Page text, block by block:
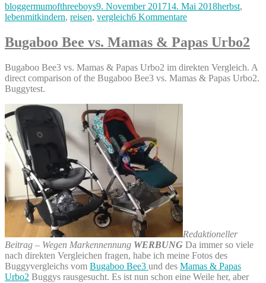
Kindern
–
Herbst
–
Autor
bloggermumofthreeboysVeröffentlicht
am
9. November 201714. Mai 2018Kategorien
herbst,
lebenmitkindern, reisen, vergleich6 Kommentarezu
Kindern
im
Herbst
Bugaboo Bee vs. Mamas & Papas Urbo2
Bugaboo Bee3 vs. Mamas & Papas Urbo2 im direkten Vergleich. A
direct comparison of the Bugaboo Bee3 vs. Mamas & Papas Urbo2.
Buggytest.
Redaktioneller
Beitrag – Wegen Markennennung WERBUNG Da immer so viele
nach direkten Vergleichen fragen, habe ich meine Fotos des
Buggyvergleichs vom Bugaboo Bee3 und des Mamas & Papas
Urbo2 Buggys rausgesucht. Es ist nun schon eine Weile her, aber